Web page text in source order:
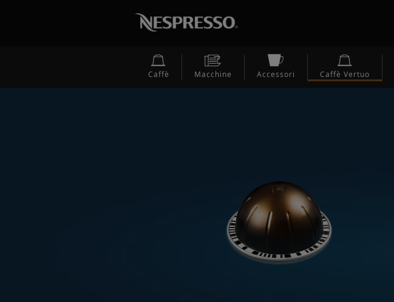
Caffè Macchine Accessori Caffè Vertuo